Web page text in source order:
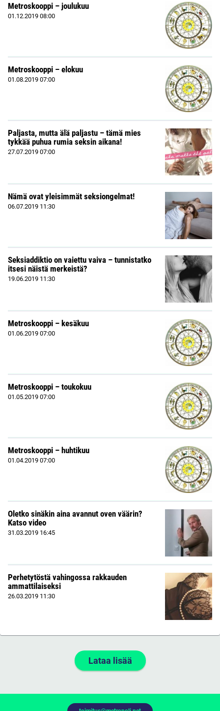
Metroskooppi – joulukuu
01.12.2019 08:00
Metroskooppi – elokuu
01.08.2019 07:00
Paljasta, mutta älä paljastu – tämä mies
tykkää puhua rumia seksin aikana!
27.07.2019 07:00
Nämä ovat yleisimmät seksiongelmat!
06.07.2019 11:30
Seksiaddiktio on vaiettu vaiva – tunnistatko
itsesi näistä merkeistä?
19.06.2019 11:30
Metroskooppi – kesäkuu
01.06.2019 07:00
Metroskooppi – toukokuu
01.05.2019 07:00
Metroskooppi – huhtikuu
01.04.2019 07:00
Oletko sinäkin aina avannut oven väärin?
Katso video
31.03.2019 16:45
Perhetytöstä vahingossa rakkauden
ammattilaiseksi
26.03.2019 11:30
Lataa lisää